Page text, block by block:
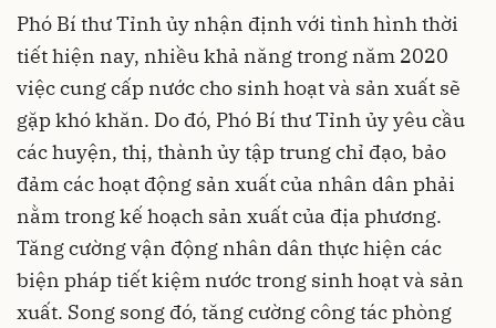
Phó Bí thư Tỉnh ủy nhận định với tình hình thời
tiết hiện nay, nhiều khả năng trong năm 2020
việc cung cấp nước cho sinh hoạt và sản xuất sẽ
gặp khó khăn. Do đó, Phó Bí thư Tỉnh ủy yêu cầu
các huyện, thị, thành ủy tập trung chỉ đạo, bảo
đảm các hoạt động sản xuất của nhân dân phải
nằm trong kế hoạch sản xuất của địa phương.
Tăng cường vận động nhân dân thực hiện các
biện pháp tiết kiệm nước trong sinh hoạt và sản
xuất. Song song đó, tăng cường công tác phòng